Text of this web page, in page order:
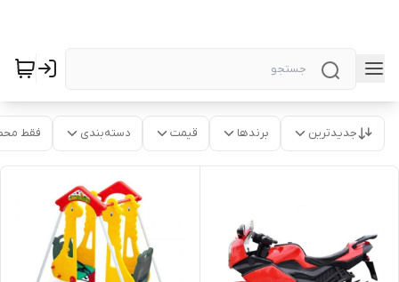
جدیدترین برندها قیمت دسته‌بندی فقط